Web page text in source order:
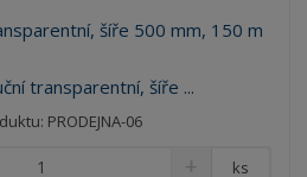
transparentní, šíře ...
PRODEJNA-06
ks